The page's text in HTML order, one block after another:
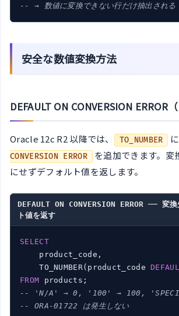
-- → 数値に変換できない行だけ抽出される
安全な数値変換方法
DEFAULT ON CONVERSION ERROR
Oracle 12c R2 以降では、 TO_NUMBER
CONVERSION ERROR を追加できます。変
にせずデフォルト値を返します。
DEFAULT ON CONVERSION ERROR ── 変
ト値を返す
SELECT
    product_code,
    TO_NUMBER(product_code
FROM
-- 'N/A' → 0, '100' → 100,
-- ORA-01722 は発生しない